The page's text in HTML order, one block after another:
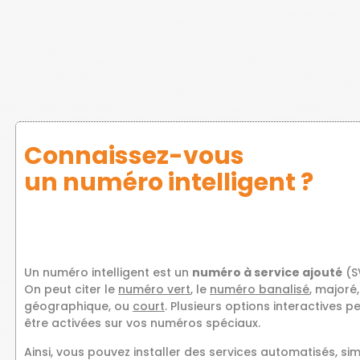
Connaissez-vous
un numéro intelligent ?
Un numéro intelligent est un numéro à service ajouté
On peut citer le numéro vert, le numéro banalisé, majoré,
géographique, ou court. Plusieurs options interactives
être activées sur vos numéros spéciaux.
Ainsi, vous pouvez installer des services automatisés,